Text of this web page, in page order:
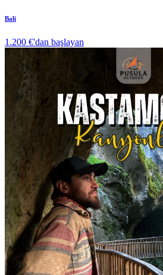
Bali
1.200 €'dan başlayan